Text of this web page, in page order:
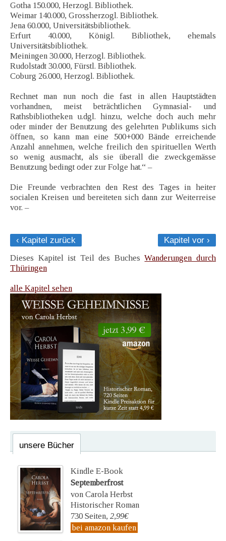
Gotha 150.000, Herzogl. Bibliothek.
Weimar 140.000, Grossherzogl. Bibliothek.
Jena 60.000, Universitätsbibliothek.
Erfurt 40.000, Königl. Bibliothek, ehemals
Universitätsbibliothek.
Meiningen 30.000, Herzogl. Bibliothek.
Rudolstadt 30.000, Fürstl. Bibliothek.
Coburg 26.000, Herzogl. Bibliothek.
Rechnet man nun noch die fast in allen Hauptstädten
vorhandnen, meist beträchtlichen Gymnasial- und
Rathsbibliotheken u.dgl. hinzu, welche doch auch mehr
oder minder der Benutzung des gelehrten Publikums sich
öffnen, so kann man eine 500+000 Bände erreichende
Anzahl annehmen, welche freilich den spirituellen Werth
so wenig ausmacht, als sie überall die zweckgemässe
Benutzung bedingt oder zur Folge hat.“ –
Die Freunde verbrachten den Rest des Tages in heiter
socialen Kreisen und bereiteten sich dann zur Weiterreise
vor. –
‹ Kapitel zurück
Kapitel vor ›
Dieses Kapitel ist Teil des BuchesWanderungen durch
Thüringen
alle Kapitel sehen
unsere Bücher
Kindle E-Book
Septemberfrost
von Carola Herbst
Historischer Roman
730 Seiten, 2,99€
bei amazon kaufen